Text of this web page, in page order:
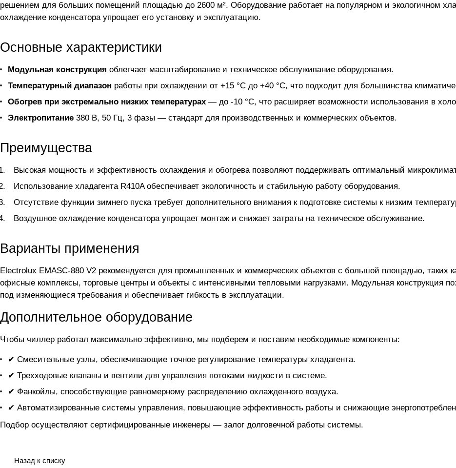
решением для больших помещений площадью до 2600 м². Оборудование работает на популярном и экологичном
охлаждение конденсатора упрощает его установку и эксплуатацию.
Основные характеристики
Модульная конструкция облегчает масштабирование и техническое обслуживание оборудования.
Температурный диапазон работы при охлаждении от +15 °C до +40 °C, что подходит для большинства
Обогрев при экстремально низких температурах — до -10 °C, что расширяет возможности использования в
Электропитание 380 В, 50 Гц, 3 фазы — стандарт для производственных и коммерческих объектов.
Преимущества
Высокая мощность и эффективность охлаждения и обогрева позволяют поддерживать оптимальный
Использование хладагента R410A обеспечивает экологичность и стабильную работу оборудования.
Отсутствие функции зимнего пуска требует дополнительного внимания к подготовке системы к низким
Воздушное охлаждение конденсатора упрощает монтаж и снижает затраты на техническое обслуживание.
Варианты применения
Electrolux EMASC-880 V2 рекомендуется для промышленных и коммерческих объектов с большой площадью, таких
офисные комплексы, торговые центры и объекты с интенсивными тепловыми нагрузками. Модульная конструкция
под изменяющиеся требования и обеспечивает гибкость в эксплуатации.
Дополнительное оборудование
Чтобы чиллер работал максимально эффективно, мы подберем и поставим необходимые компоненты:
✔ Смесительные узлы, обеспечивающие точное регулирование температуры хладагента.
✔ Трехходовые клапаны и вентили для управления потоками жидкости в системе.
✔ Фанкойлы, способствующие равномерному распределению охлажденного воздуха.
✔ Автоматизированные системы управления, повышающие эффективность работы и снижающие
Подбор осуществляют сертифицированные инженеры — залог долговечной работы системы.
Назад к списку